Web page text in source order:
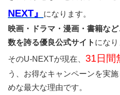
NEXT』
になります。
映画・ドラマ・漫画・書籍な
数を誇る優良公式サイト になり
そのU-NEXTが現在、 31日間
う、お得なキャンペーンを実
めな最大な理由です。